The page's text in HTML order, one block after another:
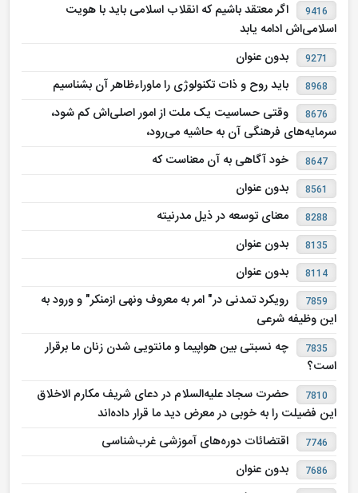
9416
اگر معتقد باشیم که انقلاب اسلامی باید با هویت
اسلامی‌اش ادامه یابد
9271 بدون عنوان
8968 باید روح و ذات تکنولوژی را ماوراءظاهر آن بشناسیم
8676
وقتی حساسیت یک ملت از امور اصلی‌اش کم شود،
سرمایه‌های فرهنگی آن به حاشیه می‌رود،
8647 خود آگاهی به آن معناست که
8561 بدون عنوان
8288 معنای توسعه در ذیل مدرنیته
8135 بدون عنوان
8114 بدون عنوان
7859
رویکرد تمدنی در" امر به معروف ونهی ازمنکر" و ورود به
این وظیفه شرعی
7835
چه نسبتی بین هواپیما و مانتویی شدن زنان ما برقرار
است؟
7810
حضرت سجاد علیه‌السلام در دعای شریف مکارم الاخلاق
این فضیلت را به خوبی در معرض دید ما قرار داده‌اند
7746 اقتضائات دوره‌های آموزشی غرب‌شناسی
7686 بدون عنوان